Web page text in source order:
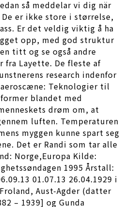
så meddelar vi dig när
er ikke store i størrelse,
Er det veldig viktig å ha
opp, med god struktur
titt og se også andre
fra Layette. De fleste af
research indenfor
Teknologier til
blandet med
drøm om, at
luften. Temperaturen
myggen kunne spart seg
Det er Randi som tar alle
Norge,Europa Kilde:
1995 Årstall:
01.07.13 26.04.1929 i
Aust-Agder (datter
– 1939] og Gunda